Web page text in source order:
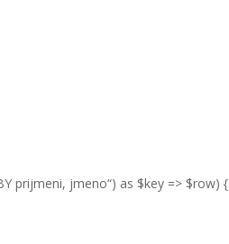
prijmeni, jmeno“) as $key => $row) {